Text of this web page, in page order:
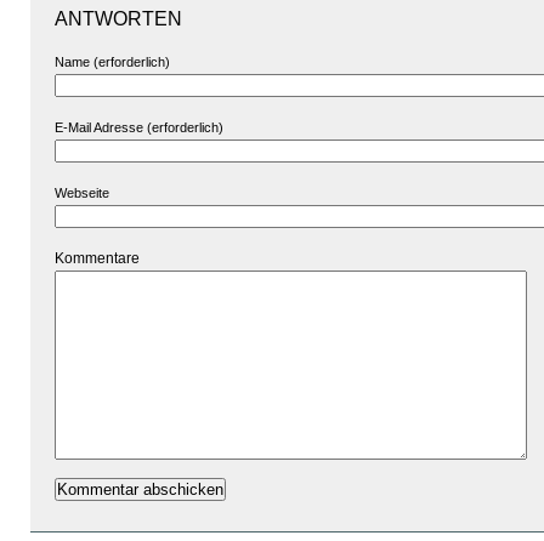
ANTWORTEN
Name (erforderlich)
E-Mail Adresse (erforderlich)
Webseite
Kommentare